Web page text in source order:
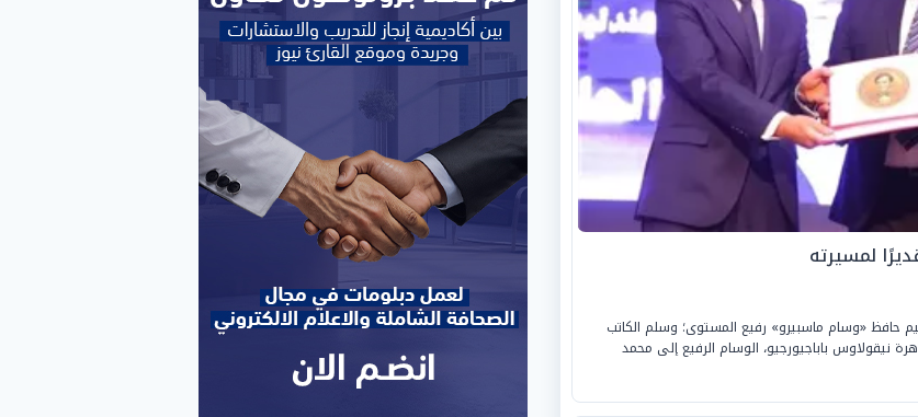
لمسيرته
حافظ «وسام ماسبيرو» رفيع المستوى؛ وسلم الكاتب
نيقولاوس باباجيورجيو، الوسام الرفيع إلى محمد